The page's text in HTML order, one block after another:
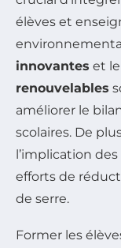
élèves et
innovantes et
renouvelables
améliorer le
scolaires. De
l’implication des
efforts de
de serre.
Former les